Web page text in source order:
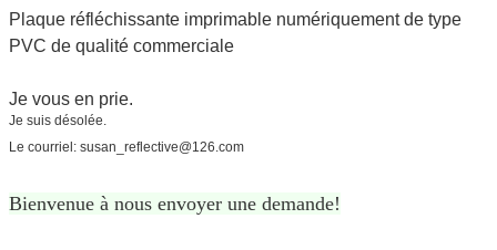
Plaque réfléchissante imprimable numériquement de type
PVC de qualité commerciale
Je vous en prie.
Je suis désolée.
Le courriel: susan_reflective@126.com
Bienvenue à nous envoyer une demande!